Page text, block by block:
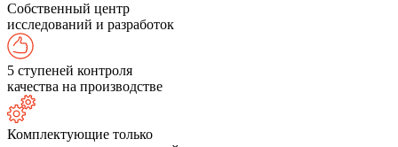
Собственный центр
исследований и разработок
5 ступеней контроля
качества на производстве
Комплектующие только